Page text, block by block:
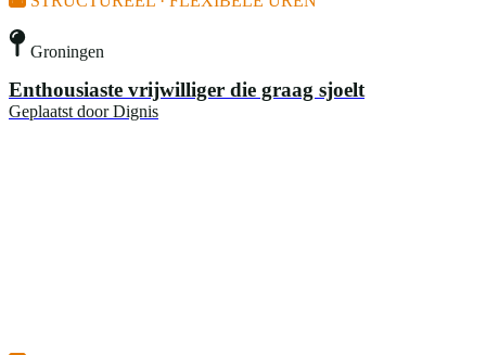
Groningen
Enthousiaste vrijwilliger die graag sjoelt
Geplaatst door Dignis